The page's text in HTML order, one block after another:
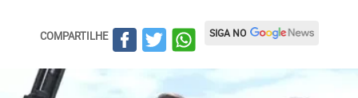
COMPARTILHE SIGA NO